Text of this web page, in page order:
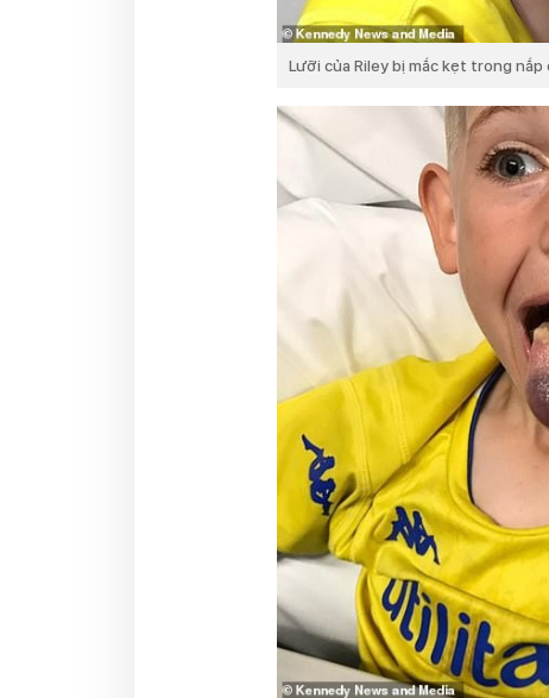
Lưỡi của Riley bị mắc kẹt trong nắp